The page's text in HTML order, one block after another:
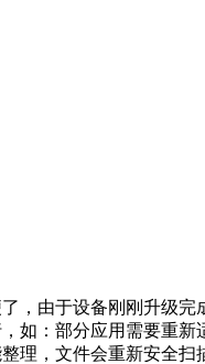
，由于设备刚刚升级完
如：部分应用需要重新
理，文件会重新安全扫